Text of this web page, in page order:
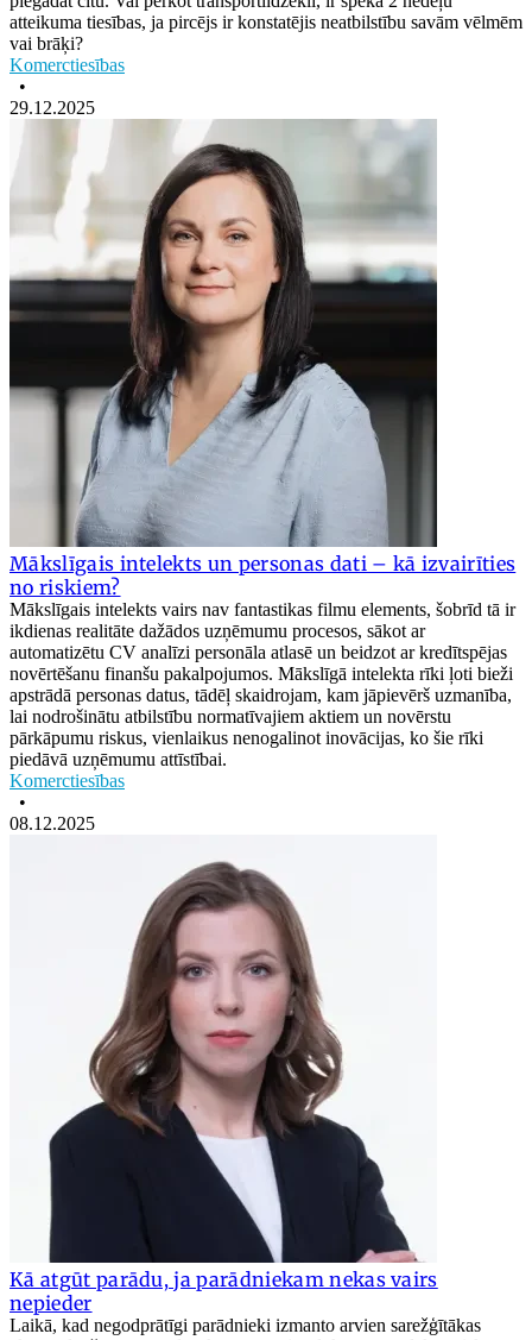
atteikuma tiesības, ja pircējs ir konstatējis neatbilstību savām vēlmēm
vai brāķi?
Komerctiesības
•
29.12.2025
Mākslīgais intelekts un personas dati – kā izvairīties
no riskiem?
Mākslīgais intelekts vairs nav fantastikas filmu elements, šobrīd tā ir
ikdienas realitāte dažādos uzņēmumu procesos, sākot ar
automatizētu CV analīzi personāla atlasē un beidzot ar kredītspējas
novērtēšanu finanšu pakalpojumos. Mākslīgā intelekta rīki ļoti bieži
apstrādā personas datus, tādēļ skaidrojam, kam jāpievērš uzmanība,
lai nodrošinātu atbilstību normatīvajiem aktiem un novērstu
pārkāpumu riskus, vienlaikus nenogalinot inovācijas, ko šie rīki
piedāvā uzņēmumu attīstībai.
Komerctiesības
•
08.12.2025
Kā atgūt parādu, ja parādniekam nekas vairs
nepieder
Laikā, kad negodprātīgi parādnieki izmanto arvien sarežģītākas